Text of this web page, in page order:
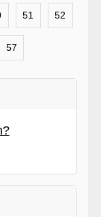
51 52
57